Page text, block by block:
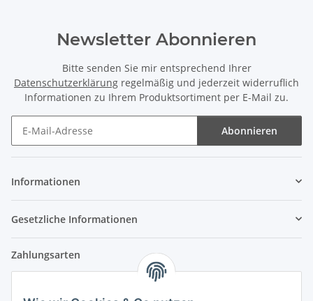
Newsletter Abonnieren
Bitte senden Sie mir entsprechend Ihrer
Datenschutzerklärung regelmäßig und jederzeit widerruflich
Informationen zu Ihrem Produktsortiment per E-Mail zu.
Abonnieren
Informationen
Gesetzliche Informationen
Zahlungsarten